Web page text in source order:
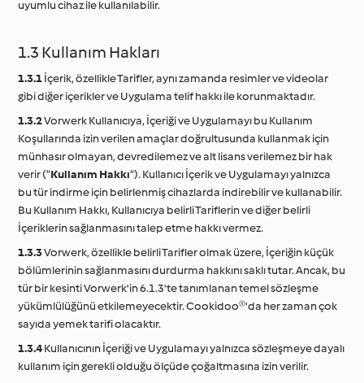
uyumlu cihaz ile kullanılabilir.
1.3 Kullanım Hakları
1.3.1İçerik, özellikle Tarifler, aynı zamanda resimler ve videolar
gibi diğer içerikler ve Uygulama telif hakkı ile korunmaktadır.
1.3.2Vorwerk Kullanıcıya, İçeriği ve Uygulamayı bu Kullanım
Koşullarında izin verilen amaçlar doğrultusunda kullanmak için
münhasır olmayan, devredilemez ve alt lisans verilemez bir hak
verir (“Kullanım Hakkı“). Kullanıcı İçerik ve Uygulamayı yalnızca
bu tür indirme için belirlenmiş cihazlarda indirebilir ve kullanabilir.
Bu Kullanım Hakkı, Kullanıcıya belirli Tariflerin ve diğer belirli
İçeriklerin sağlanmasını talep etme hakkı vermez.
1.3.3Vorwerk, özellikle belirli Tarifler olmak üzere, İçeriğin küçük
bölümlerinin sağlanmasını durdurma hakkını saklı tutar. Ancak, bu
tür bir kesinti Vorwerk'in 6.1.3'te tanımlanan temel sözleşme
yükümlülüğünü etkilemeyecektir. Cookidoo®'da her zaman çok
sayıda yemek tarifi olacaktır.
1.3.4Kullanıcının İçeriği ve Uygulamayı yalnızca sözleşmeye dayalı
kullanım için gerekli olduğu ölçüde çoğaltmasına izin verilir.